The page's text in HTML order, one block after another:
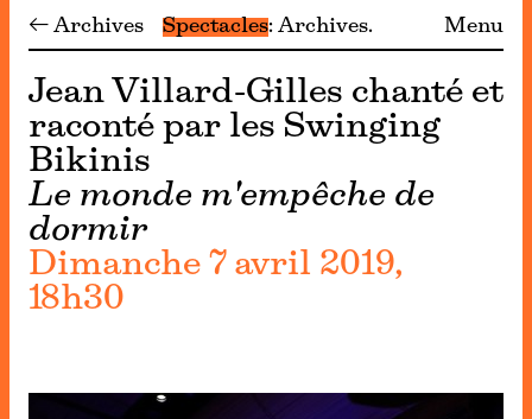
← Archives Spectacles Archives Menu
Jean Villard-Gilles chanté et
raconté par les Swinging
Bikinis
Le monde m'empêche de
dormir
Dimanche 7 avril 2019,
18h30